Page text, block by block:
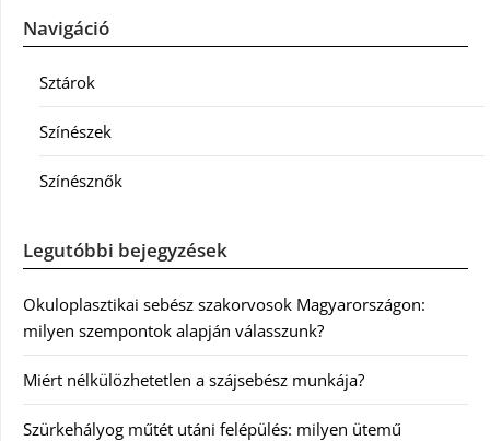
Navigáció
Sztárok
Színészek
Színésznők
Legutóbbi bejegyzések
Okuloplasztikai sebész szakorvosok Magyarországon:
milyen szempontok alapján válasszunk?
Miért nélkülözhetetlen a szájsebész munkája?
Szürkehályog műtét utáni felépülés: milyen ütemű